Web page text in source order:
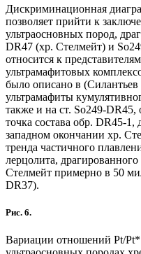
Дискриминационная
позволяет прийти к
ультраосновных пород,
DR47 (хр. Стелмейт) и
относится к
ультрамафитовых
было описано в
ультрамафиты
также и на ст. So249-DR45,
точка состава обр. DR45-1,
западном окончании хр.
тренда частичного
лерцолита,
Стелмейт примерно в 50
DR37).
Рис. 6.
Вариации отношений Pt/